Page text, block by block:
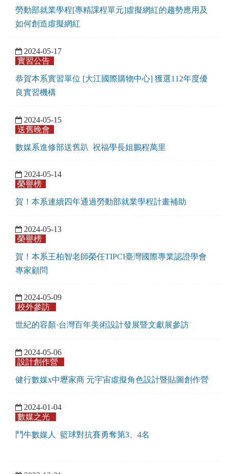
勞動部就業學程[專精課程單元]虛擬網紅的趨勢應用及
如何創造虛擬網紅
2024-05-17
實習公告
恭賀本系實習單位 [大江國際購物中心] 獲選112年度優
良實習機構
2024-05-15
送舊晚會
數媒系進修部送舊趴 祝福學長姐鵬程萬里
2024-05-14
榮譽榜
賀！本系連續四年通過勞動部就業學程計畫補助
2024-05-13
榮譽榜
賀！本系王柏智老師榮任TIPCI臺灣國際專業認證學會
專家顧問
2024-05-09
校外參訪
世紀的容顏·台灣百年美術設計發展暨文獻展參訪
2024-05-06
設計創作營
健行數媒x中壢家商 元宇宙虛擬角色設計暨貼圖創作營
2024-01-04
數媒之光
鬥牛數媒人 籃球對抗賽勇奪第3、4名